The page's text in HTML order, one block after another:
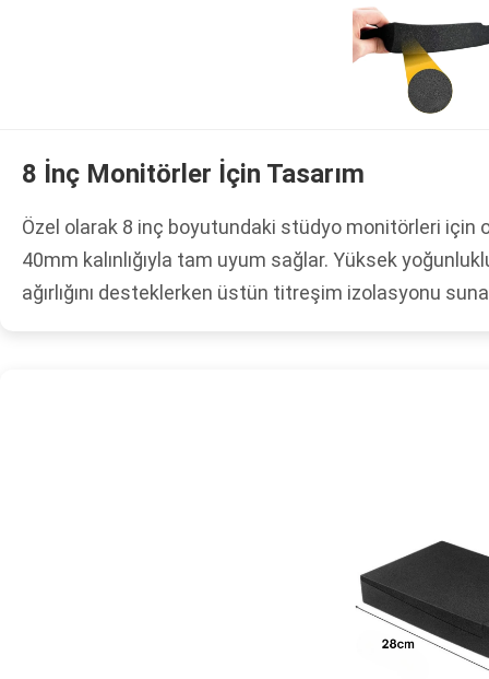
8 İnç Monitörler İçin Tasarım
Özel olarak 8 inç boyutundaki stüdyo monitörleri için
40mm kalınlığıyla tam uyum sağlar. Yüksek
ağırlığını desteklerken üstün titreşim izolasyonu